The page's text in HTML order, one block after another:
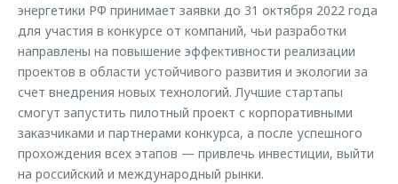
энергетики РФ принимает заявки до 31 октября 2022 года
для участия в конкурсе от компаний, чьи разработки
направлены на повышение эффективности реализации
проектов в области устойчивого развития и экологии за
счет внедрения новых технологий. Лучшие стартапы
смогут запустить пилотный проект с корпоративными
заказчиками и партнерами конкурса, а после успешного
прохождения всех этапов — привлечь инвестиции, выйти
на российский и международный рынки.